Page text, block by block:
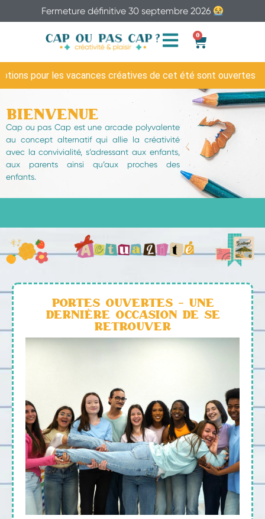
Fermeture définitive 30 septembre 2026
0
pour les vacances créatives de cet été sont ouvertes
Bienvenue
Cap ou pas Cap est une arcade polyvalente
au concept alternatif qui allie la créativité
avec la convivialité,s’adressant aux enfants,
aux parents ainsi qu’aux proches des
enfants.
Portes ouvertes - une
dernière occasion de se
retrouver